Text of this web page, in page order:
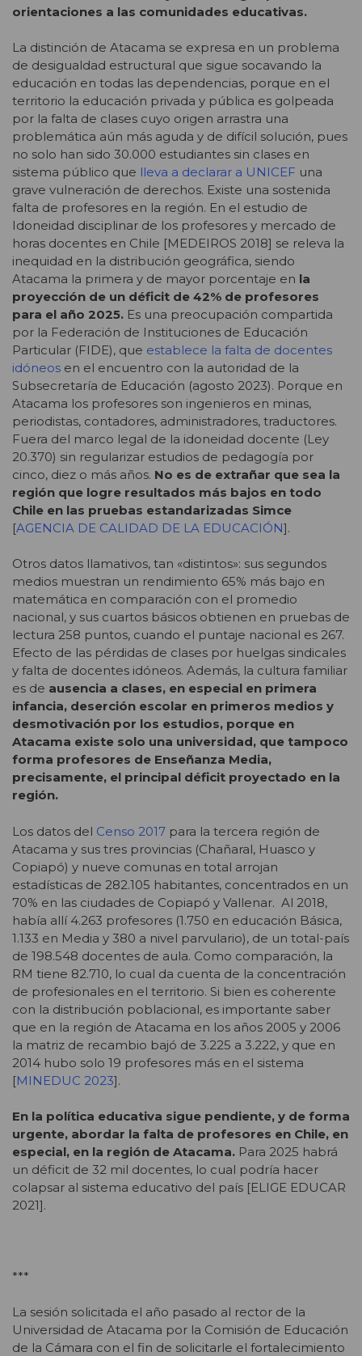
orientaciones a las comunidades educativas.
La distinción de Atacama se expresa en un problema
de desigualdad estructural que sigue socavando la
educación en todas las dependencias, porque en el
territorio la educación privada y pública es golpeada
por la falta de clases cuyo origen arrastra una
problemática aún más aguda y de difícil solución, pues
no solo han sido 30.000 estudiantes sin clases en
sistema público que lleva a declarar a UNICEF una
grave vulneración de derechos. Existe una sostenida
falta de profesores en la región. En el estudio de
Idoneidad disciplinar de los profesores y mercado de
horas docentes en Chile [MEDEIROS 2018] se releva la
inequidad en la distribución geográfica, siendo
Atacama la primera y de mayor porcentaje en la
proyección de un déficit de 42% de profesores
para el año 2025. Es una preocupación compartida
por la Federación de Instituciones de Educación
Particular (FIDE), que establece la falta de docentes
idóneos en el encuentro con la autoridad de la
Subsecretaría de Educación (agosto 2023). Porque en
Atacama los profesores son ingenieros en minas,
periodistas, contadores, administradores, traductores.
Fuera del marco legal de la idoneidad docente (Ley
20.370) sin regularizar estudios de pedagogía por
cinco, diez o más años. No es de extrañar que sea la
región que logre resultados más bajos en todo
Chile en las pruebas estandarizadas Simce
[AGENCIA DE CALIDAD DE LA EDUCACIÓN].
Otros datos llamativos, tan «distintos»: sus segundos
medios muestran un rendimiento 65% más bajo en
matemática en comparación con el promedio
nacional, y sus cuartos básicos obtienen en pruebas de
lectura 258 puntos, cuando el puntaje nacional es 267.
Efecto de las pérdidas de clases por huelgas sindicales
y falta de docentes idóneos. Además, la cultura familiar
es de ausencia a clases, en especial en primera
infancia, deserción escolar en primeros medios y
desmotivación por los estudios, porque en
Atacama existe solo una universidad, que tampoco
forma profesores de Enseñanza Media,
precisamente, el principal déficit proyectado en la
región.
Los datos del Censo 2017 para la tercera región de
Atacama y sus tres provincias (Chañaral, Huasco y
Copiapó) y nueve comunas en total arrojan
estadísticas de 282.105 habitantes, concentrados en un
70% en las ciudades de Copiapó y Vallenar. Al 2018,
había allí 4.263 profesores (1.750 en educación Básica,
1.133 en Media y 380 a nivel parvulario), de un total-país
de 198.548 docentes de aula. Como comparación, la
RM tiene 82.710, lo cual da cuenta de la concentración
de profesionales en el territorio. Si bien es coherente
con la distribución poblacional, es importante saber
que en la región de Atacama en los años 2005 y 2006
la matriz de recambio bajó de 3.225 a 3.222, y que en
2014 hubo solo 19 profesores más en el sistema
[MINEDUC 2023].
En la política educativa sigue pendiente, y de forma
urgente, abordar la falta de profesores en Chile, en
especial, en la región de Atacama. Para 2025 habrá
un déficit de 32 mil docentes, lo cual podría hacer
colapsar al sistema educativo del país [ELIGE EDUCAR
2021].
***
La sesión solicitada el año pasado al rector de la
Universidad de Atacama por la Comisión de Educación
de la Cámara con el fin de solicitarle el fortalecimiento